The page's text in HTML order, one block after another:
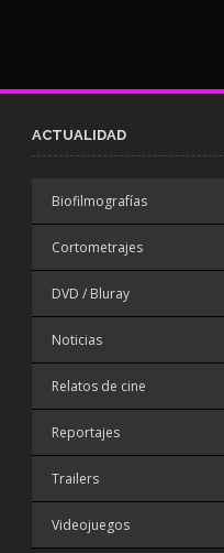
ACTUALIDAD
Biofilmografías
Cortometrajes
DVD / Bluray
Noticias
Relatos de cine
Reportajes
Trailers
Videojuegos